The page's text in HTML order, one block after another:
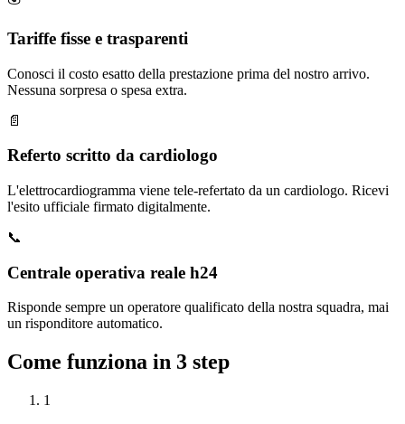
Tariffe fisse e trasparenti
Conosci il costo esatto della prestazione prima del nostro arrivo.
Nessuna sorpresa o spesa extra.
📄
Referto scritto da cardiologo
L'elettrocardiogramma viene tele-refertato da un cardiologo. Ricevi
l'esito ufficiale firmato digitalmente.
📞
Centrale operativa reale h24
Risponde sempre un operatore qualificato della nostra squadra, mai
un risponditore automatico.
Come funziona in 3 step
1